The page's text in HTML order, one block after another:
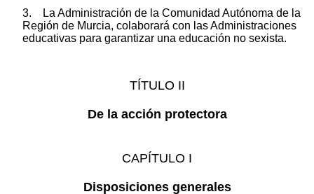
3. La Administración de la Comunidad Autónoma de la
Región de Murcia, colaborará con las Administraciones
educativas para garantizar una educación no sexista.
TÍTULO II
De la acción protectora
CAPÍTULO I
Disposiciones generales